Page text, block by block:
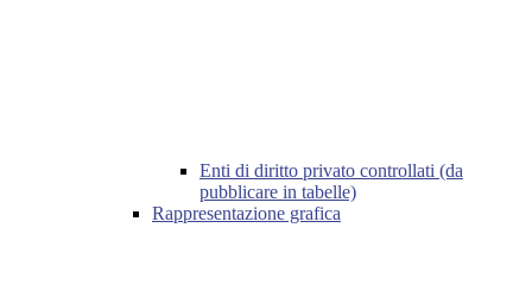
Enti di diritto privato controllati (da
pubblicare in tabelle)
Rappresentazione grafica